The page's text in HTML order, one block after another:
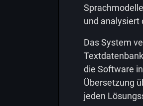
und analysiert
Das System
die Software
Übersetzung
jeden